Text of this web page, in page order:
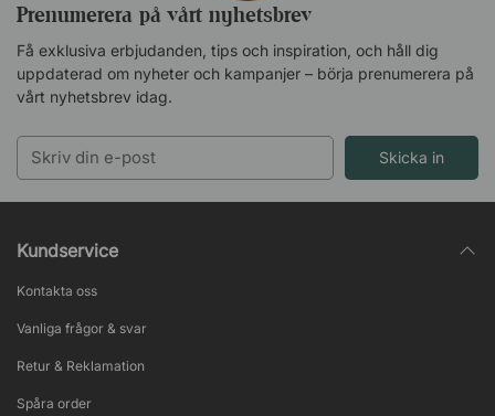
Prenumerera på vårt nyhetsbrev
Få exklusiva erbjudanden, tips och inspiration, och håll dig
uppdaterad om nyheter och kampanjer – börja prenumerera på
vårt nyhetsbrev idag.
Skicka in
Kundservice
Kontakta oss
Vanliga frågor & svar
Retur & Reklamation
Spåra order